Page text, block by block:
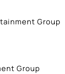
Group
Group